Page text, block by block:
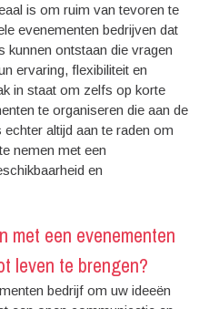
is om ruim van tevoren te
evenementen bedrijven dat
ontstaan die vragen
ervaring, flexibiliteit en
in staat om zelfs op korte
te organiseren die aan de
altijd aan te raden om
nemen met een
en
met een evenementen
leven te brengen?
bedrijf om uw ideeën